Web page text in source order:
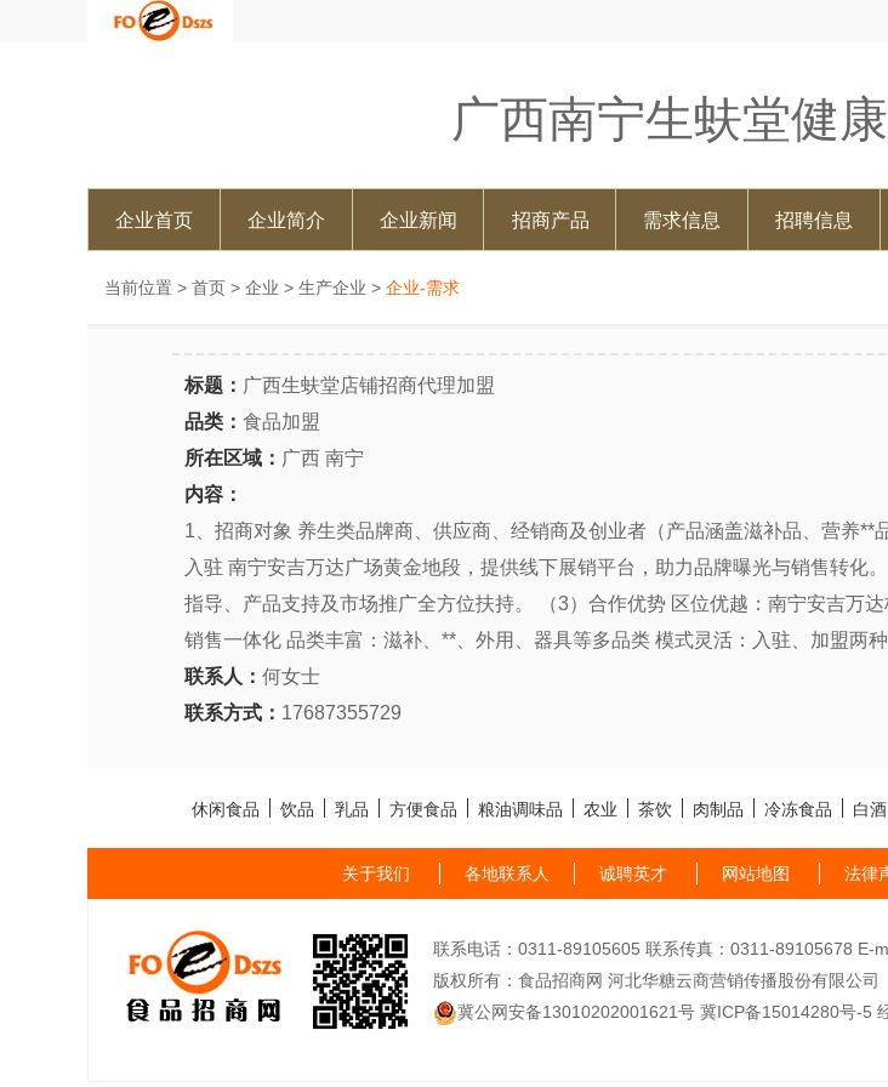
广西南宁生蚨堂健
企业首页 企业简介 企业新闻 招商产品 需求信息 招聘信息
当前位置 > 首页 > 企业 > 生产企业 > 企业-需求
标题： 广西生蚨堂店铺招商代理加盟
品类： 食品加盟
所在区域： 广西 南宁
内容：
1、招商对象 养生类品牌商、供应商、经销商及创业者（产品涵盖滋补品、营养
入驻 南宁安吉万达广场黄金地段，提供线下展销平台，助力品牌曝光与销售转化
指导、产品支持及市场推广全方位扶持。 （3）合作优势 区位优越：南宁安吉万
销售一体化 品类丰富：滋补、**、外用、器具等多品类 模式灵活：入驻、加盟两
联系人： 何女士
联系方式： 17687355729
休闲食品 饮品 乳品 方便食品 粮油调味品 农业 茶饮 肉制品 冷冻食品 白酒
关于我们 各地联系人 诚聘英才 网站地图 法律
联系电话：0311-89105605 联系传真：0311-89105678 E-
版权所有：食品招商网 河北华糖云商营销传播股份有限公司
冀公网安备13010202001621号 冀ICP备15014280号-5